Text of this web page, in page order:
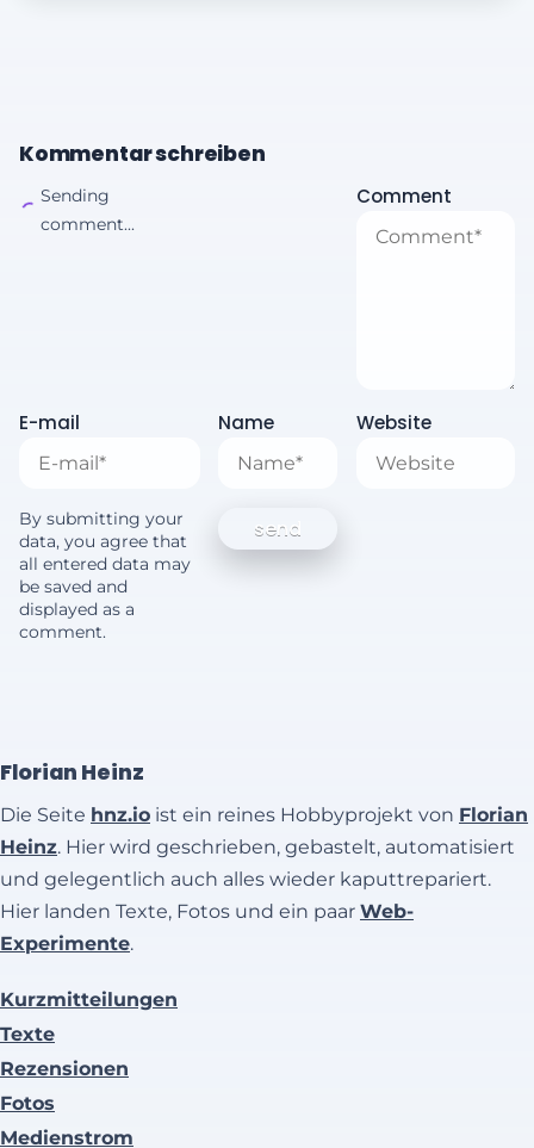
Kommentar schreiben
Sending
comment...
Comment
E-mail Name Website
By submitting your
data, you agree that
all entered data may
be saved and
displayed as a
comment.
Florian Heinz
Die Seite hnz.io ist ein reines Hobbyprojekt von Florian
Heinz. Hier wird geschrieben, gebastelt, automatisiert
und gelegentlich auch alles wieder kaputtrepariert.
Hier landen Texte, Fotos und ein paar Web-
Experimente.
Kurzmitteilungen
Texte
Rezensionen
Fotos
Medienstrom